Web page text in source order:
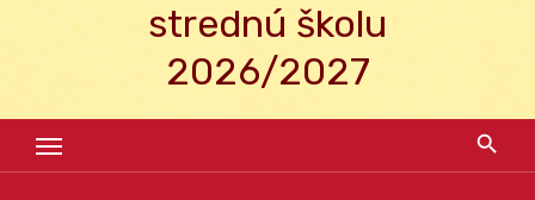
strednú školu
2026/2027